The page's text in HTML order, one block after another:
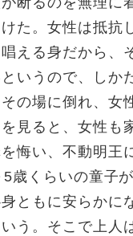
た。女性は抵抗
える身だから、
いうので、しか
の場に倒れ、女
見ると、女性も
悔い、不動明王
歳くらいの童子
ともに安らかに
う。そこで上